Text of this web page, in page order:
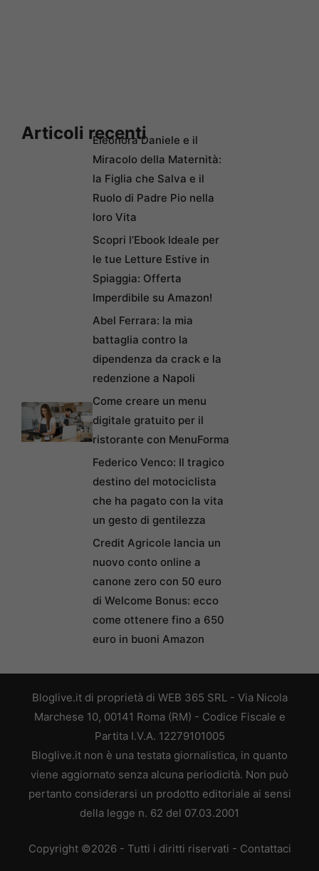
Articoli recentiEleonora Daniele e il
Miracolo della Maternità:
la Figlia che Salva e il
Ruolo di Padre Pio nella
loro Vita
Scopri l’Ebook Ideale per
le tue Letture Estive in
Spiaggia: Offerta
Imperdibile su Amazon!
Abel Ferrara: la mia
battaglia contro la
dipendenza da crack e la
redenzione a Napoli
Come creare un menu
digitale gratuito per il
ristorante con MenuForma
Federico Venco: Il tragico
destino del motociclista
che ha pagato con la vita
un gesto di gentilezza
Credit Agricole lancia un
nuovo conto online a
canone zero con 50 euro
di Welcome Bonus: ecco
come ottenere fino a 650
euro in buoni Amazon
Bloglive.it di proprietà di WEB 365 SRL - Via Nicola
Marchese 10, 00141 Roma (RM) - Codice Fiscale e
Partita I.V.A. 12279101005
Bloglive.it non è una testata giornalistica, in quanto
viene aggiornato senza alcuna periodicità. Non può
pertanto considerarsi un prodotto editoriale ai sensi
della legge n. 62 del 07.03.2001
Copyright ©2026 - Tutti i diritti riservati - Contattaci